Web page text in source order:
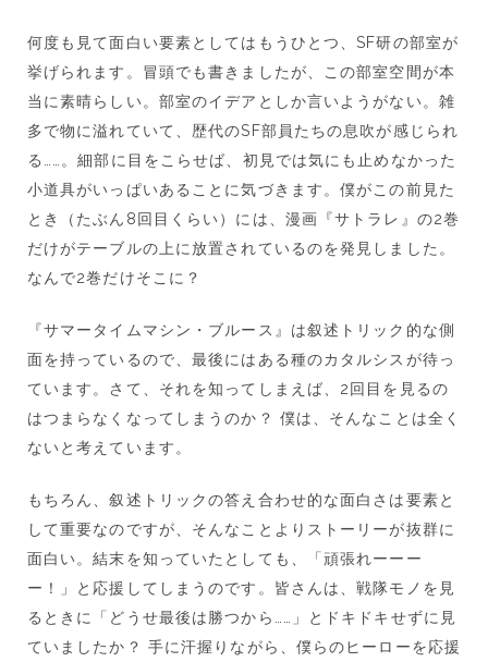
何度も見て面白い要素としてはもうひとつ、SF研の部室が
挙げられます。冒頭でも書きましたが、この部室空間が本
当に素晴らしい。部室のイデアとしか言いようがない。雑
多で物に溢れていて、歴代のSF部員たちの息吹が感じられ
る……。細部に目をこらせば、初見では気にも止めなかった
小道具がいっぱいあることに気づきます。僕がこの前見た
とき（たぶん8回目くらい）には、漫画『サトラレ』の2巻
だけがテーブルの上に放置されているのを発見しました。
なんで2巻だけそこに？
『サマータイムマシン・ブルース』は叙述トリック的な側
面を持っているので、最後にはある種のカタルシスが待っ
ています。さて、それを知ってしまえば、2回目を見るの
はつまらなくなってしまうのか？ 僕は、そんなことは全く
ないと考えています。
もちろん、叙述トリックの答え合わせ的な面白さは要素と
して重要なのですが、そんなことよりストーリーが抜群に
面白い。結末を知っていたとしても、「頑張れーーー
ー！」と応援してしまうのです。皆さんは、戦隊モノを見
るときに「どうせ最後は勝つから……」とドキドキせずに見
ていましたか？ 手に汗握りながら、僕らのヒーローを応援